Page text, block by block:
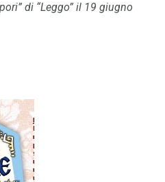
di “Leggo” il 19 giugno